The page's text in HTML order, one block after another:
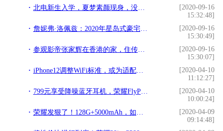
北电新生入学，夏梦素颜现身，没想到龙丹妮也来送焉栩嘉上学
[2020-09-16
15:32:48]
詹妮弗·洛佩兹：2020年星岛式豪宅——价值4000万美元。
[2020-09-16
15:30:49]
参观影帝张家辉在香港的家，住传统半山豪宅区，家里还聘请了保姆
[2020-09-16
15:30:07]
iPhone12调整WiFi标准，或为适配苹果眼镜，售价要9000多，贵
[2020-04-10
11:12:27]
799元享受降噪蓝牙耳机，荣耀FlyPods 3香不香？
[2020-04-10
10:00:24]
荣耀发狠了！128G+5000mAh，如今跌破2000
[2020-04-09
09:14:48]